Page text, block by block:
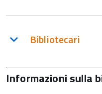
Bibliotecari
Informazioni sulla